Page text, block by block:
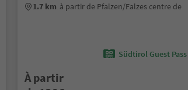
1.7 km à partir de Pfalzen/Falzes centre de
Südtirol Guest Pass
À partir